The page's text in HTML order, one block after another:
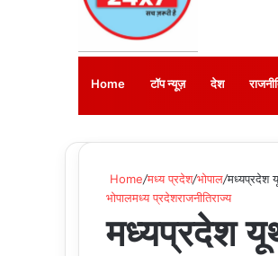
Home टॉप न्यूज़ देश
Home/मध्य प्रदेश/भोपाल/मध्यप्रदेश
भोपालमध्य प्रदेशराजनीतिराज्य
मध्यप्रदेश